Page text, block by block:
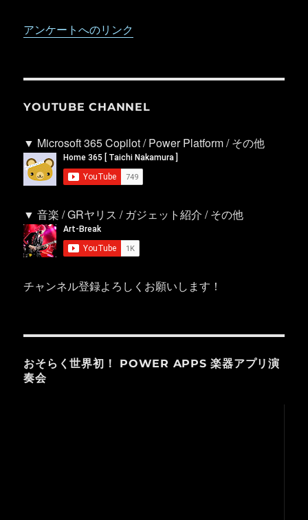
アンケートへのリンク
YOUTUBE CHANNEL
▼ Microsoft 365 Copilot / Power Platform / その他
▼ 音楽 / GRヤリス / ガジェット紹介 / その他
チャンネル登録よろしくお願いします！
おそらく世界初！ POWER APPS 楽器アプリ演
奏会